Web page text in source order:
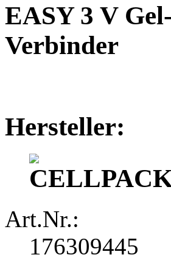
EASY 3 V
Verbinder
Hersteller:
Art.Nr.:
176309445